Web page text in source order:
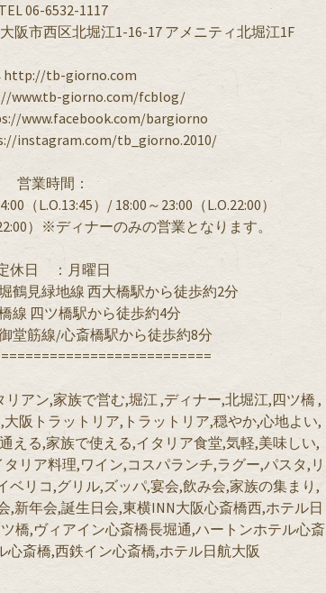
TEL 06-6532-1117
市西区北堀江1-16-17 アメニティ北堀江1F
tb-giorno.com
www.tb-giorno.com/fcblog/
www.facebook.com/bargiorno
instagram.com/tb_giorno.2010/
営業時間：
（L.O.13:45）/ 18:00～23:00（L.O.22:00）
）※ディナーのみの営業となります。
休日 ：月曜日
見緑地線 西大橋駅から徒歩約2分
線 四ツ橋駅から徒歩約4分
堂筋線/心斎橋駅から徒歩約8分
リアン,家族で営む,堀江 ,ディナー,北堀江,四ツ橋 ,
阪トラットリア,トラットリア,穏やか,心地よい,
える,家族で使える,イタリア食堂,気軽,美味しい,
リア料理,ワイン,コスパランチ,ラグー,パスタ,リ
ベリコ,グリル,ズッパ,宴会,飲み会,家族の集まり,
,新年会,誕生日会,東横INN大阪心斎橋西,ホテル日
橋,ヴィアイン心斎橋長堀通,ハートンホテル心斎
心斎橋,西鉄イン心斎橋,ホテル日航大阪